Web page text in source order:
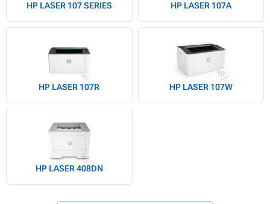
HP LASER 107 SERIES HP LASER 107A
HP LASER 107R HP LASER 107W
HP LASER 408DN